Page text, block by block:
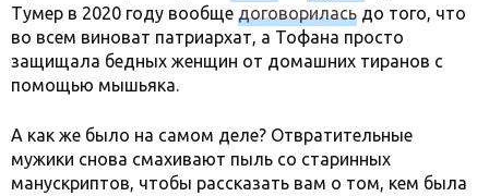
Тумер в 2020 году вообще договорилась до того, что
во всем виноват патриархат, а Тофана просто
защищала бедных женщин от домашних тиранов с
помощью мышьяка.
А как же было на самом деле? Отвратительные
мужики снова смахивают пыль со старинных
манускриптов, чтобы рассказать вам о том, кем была